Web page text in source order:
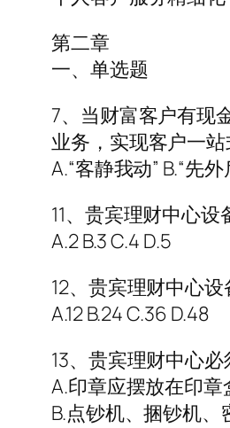
第二章
一、单选题
7、当财富客户有现
业务，实现客户一
A.“客静我动” B.“先
11、贵宾理财中心
A.2 B.3 C.4 D.5
12、贵宾理财中心
A.12 B.24 C.36 D.48
13、贵宾理财中心
A.印章应摆放在印
B.点钞机、捆钞机